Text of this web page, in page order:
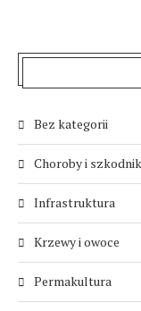
Bez kategorii
Choroby i
Infrastruktura
Krzewy i owoce
Permakultura